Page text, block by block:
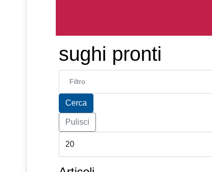
sughi pronti
Inserisci parte del titolo
Cerca
Pulisci